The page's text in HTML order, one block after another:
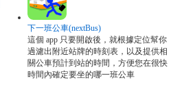
下一班公車(nextBus)
這個 app 只要開啟後，就根據定位幫你
過濾出附近站牌的時刻表，以及提供相
關公車預計到站的時間，方便您在很快
時間內確定要坐的哪一班公車